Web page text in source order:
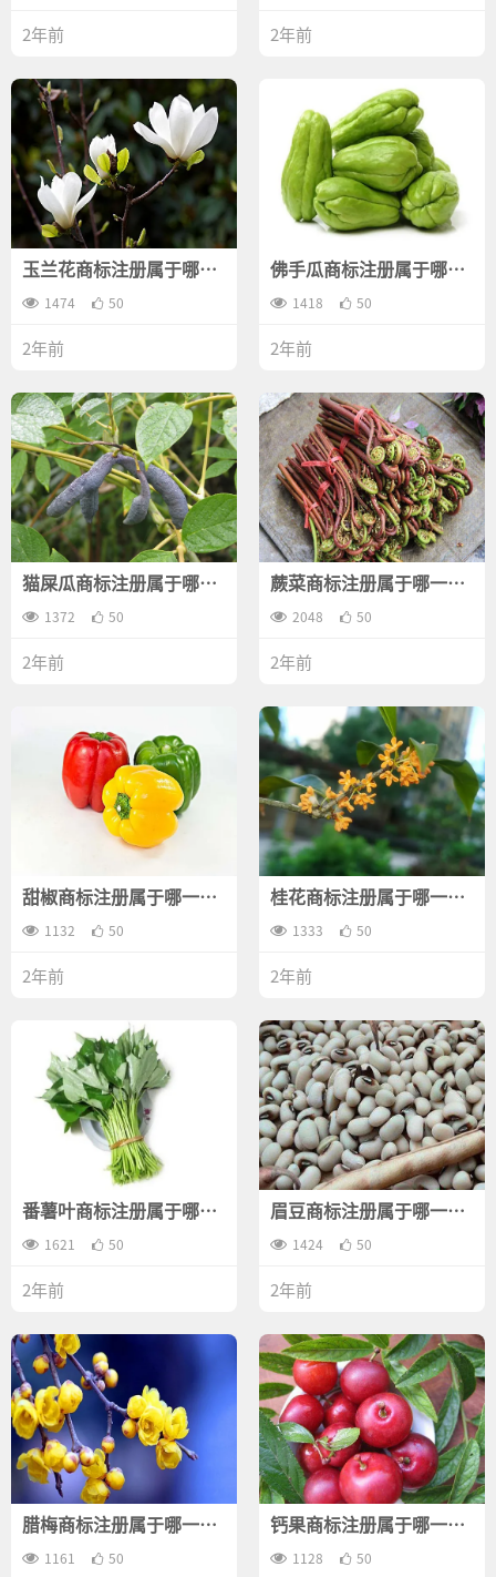
2年前 2年前
玉兰花商标注册属于哪一
类？
1474 50
2年前
佛手瓜商标注册属于哪一
类？
1418 50
2年前
猫屎瓜商标注册属于哪一
类？
1372 50
2年前
蕨菜商标注册属于哪一
类？
2048 50
2年前
甜椒商标注册属于哪一
类？
1132 50
2年前
桂花商标注册属于哪一
类？
1333 50
2年前
番薯叶商标注册属于哪一
类？
1621 50
2年前
眉豆商标注册属于哪一
类？
1424 50
2年前
腊梅商标注册属于哪一
类？
1161 50
钙果商标注册属于哪一
类？
1128 50